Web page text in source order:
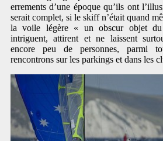
errements d’une époque qu’ils ont
serait complet, si le skiff n’était quand
la voile légère « un obscur objet
intriguent, attirent et ne laissent
encore peu de personnes, parmi
rencontrons sur les parkings et dans les